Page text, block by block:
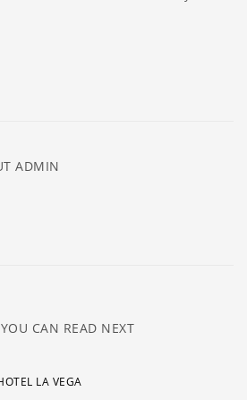
ADMIN
CAN READ NEXT
LA VEGA